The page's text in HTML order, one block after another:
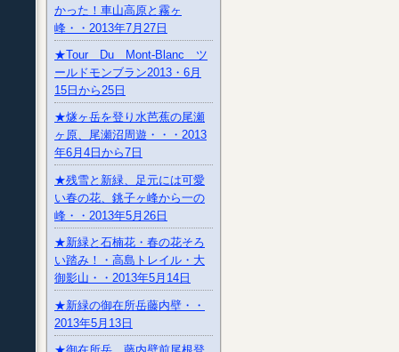
かった！車山高原と霧ヶ
峰・・2013年7月27日
★Tour Du Mont-Blanc ツ
ールドモンブラン2013・6月
15日から25日
★燧ヶ岳を登り水芭蕉の尾瀬
ヶ原、尾瀬沼周遊・・・2013
年6月4日から7日
★残雪と新緑、足元には可愛
い春の花、銚子ヶ峰から一の
峰・・2013年5月26日
★新緑と石楠花・春の花そろ
い踏み！・高島トレイル・大
御影山・・2013年5月14日
★新緑の御在所岳藤内壁・・
2013年5月13日